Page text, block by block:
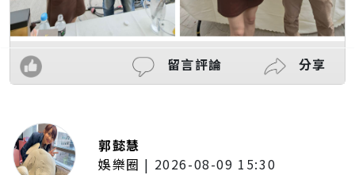
留言評論 分享
郭懿慧
娛樂圈 | 2026-08-09 15:30